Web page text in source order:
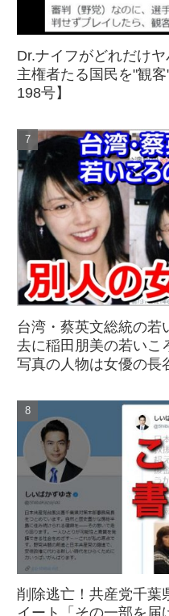
Dr.ナイフがどれだけヤ
主権者たる国民を"観
198号】
台湾・蔡英文総統の
去に稲田朋美の若いこ
写真の人物は女優の長
削除逃亡！共産党千葉